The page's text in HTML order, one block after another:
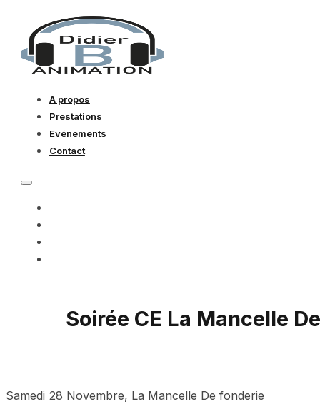
A propos
Prestations
Evénements
Contact
Soirée CE La Mancelle
Samedi 28 Novembre, La Mancelle De fonderie